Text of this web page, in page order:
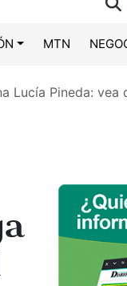
MTN
Lucía Pineda: vea